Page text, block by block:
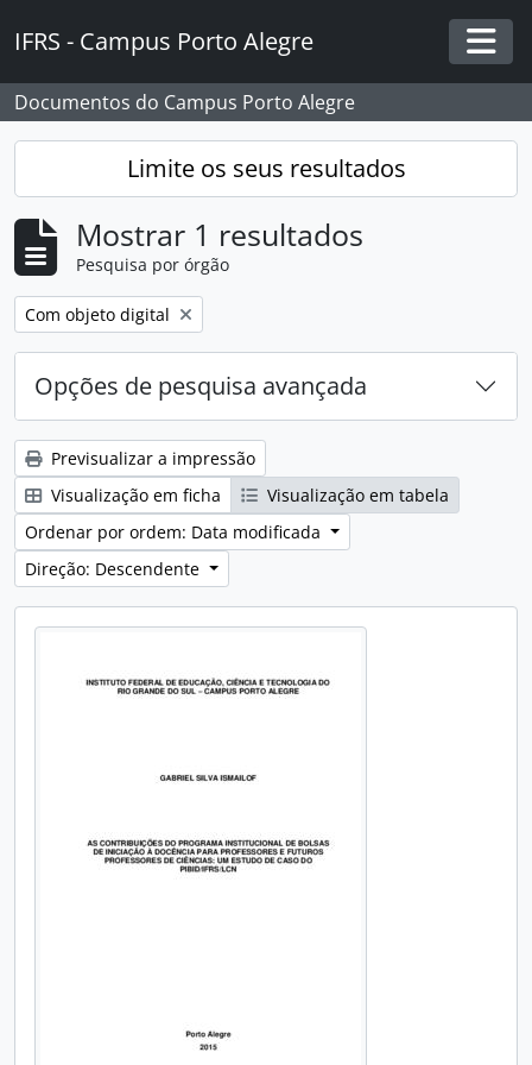
IFRS - Campus Porto Alegre
Documentos do Campus Porto Alegre
Limite os seus resultados
Mostrar 1 resultados
Pesquisa por órgão
Remover filtro:
Com objeto digital
Opções de pesquisa avançada
Previsualizar a impressão
Visualização em ficha
Visualização em tabela
Ordenar por ordem: Data modificada
Direção: Descendente